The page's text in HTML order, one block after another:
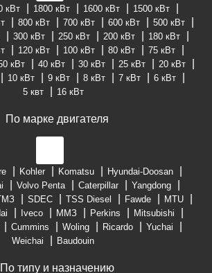
кВт 1800 кВт 1600 кВт
1500 кВт
800 кВт 700 кВт 600 кВт
500 кВт
300 кВт 250 кВт 200 кВт
180 кВт
120 кВт 100 кВт 80 кВт
75 кВт
кВт 40 кВт 30 кВт 25 кВт
20 кВт
10 кВт 9 кВт 8 кВт 7 кВт
6 кВт
5 квт
16 кВт
По марке двигателя
Kohler Komatsu
Hyundai-Doosan
Volvo Penta Caterpillar
Yangdong
SDEC TSS Diesel Fawde
MTU
Iveco ММЗ Perkins
Mitsubishi
Cummins Woling Ricardo
Yuchai
Weichai
Baudouin
По типу и назначению